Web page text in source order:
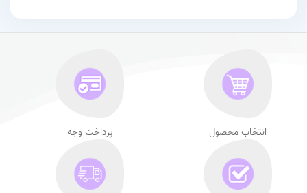
انتخاب محصول پرداخت وجه